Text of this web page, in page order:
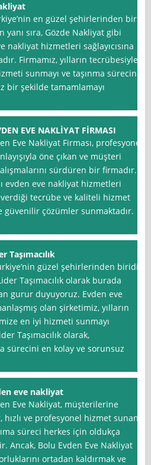
en güzel şehirlerinden biri
yanı sıra, Gözde Nakliyat gibi
nakliyat hizmetleri sağlayıcısına
Firmamız, yılların tecrübesiyle
sunmayı ve taşınma sürecini
bir şekilde tamamlamayı
EVE NAKLİYAT FİRMASI
Eve Nakliyat Firması, profesyonel
öne çıkan ve müşteri
sürdüren bir firmadır.
evden eve nakliyat hizmetleri
verdiği tecrübe ve kaliteli hizmet
güvenilir çözümler sunmaktadır.
Taşımacılık
güzel şehirlerinden biridir
Taşımacılık olarak burada
gurur duyuyoruz. Evden eve
olan şirketimiz, yılların
en iyi hizmeti sunmayı
Taşımacılık olarak,
sürecini en kolay ve sorunsuz
eve nakliyat
Eve Nakliyat, müşterilerine
hızlı ve profesyonel hizmet sunan
süreci herkes için oldukça
Ancak, Bolu Evden Eve Nakliyat
ortadan kaldırmak ve